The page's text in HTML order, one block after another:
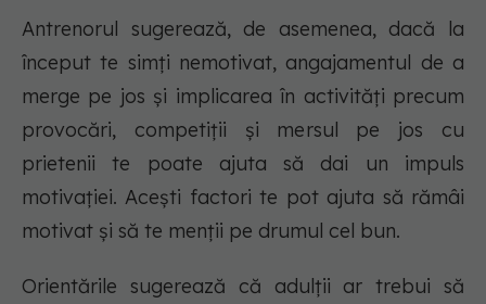
Antrenorul sugerează, de asemenea, dacă la
început te simți nemotivat, angajamentul de a
merge pe jos și implicarea în activități precum
provocări, competiții și mersul pe jos cu
prietenii te poate ajuta să dai un impuls
motivației. Acești factori te pot ajuta să rămâi
motivat și să te menții pe drumul cel bun.
Orientările sugerează că adulții ar trebui să